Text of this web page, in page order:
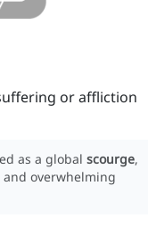
or affliction
as a global scourge,
overwhelming